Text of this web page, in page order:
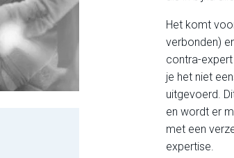
Het komt
verbonden)
contra-
je het niet
uitgevoerd.
en wordt er
met een
expertise.